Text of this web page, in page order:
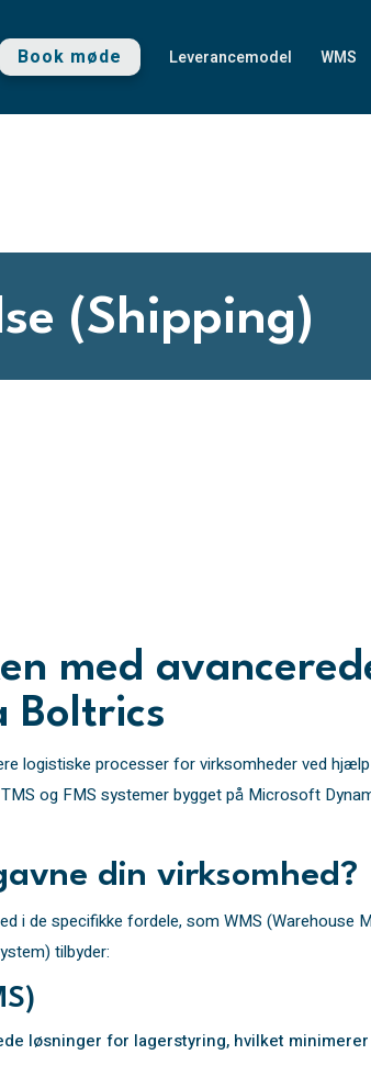
Book møde Leverancemodel WMS
(Shipping)
med
Boltrics
logistiske processer for virksomheder ved
og FMS systemer bygget på Microsoft
din virksomhed?
i de specifikke fordele, som WMS (Warehouse
tilbyder:
løsninger for lagerstyring, hvilket